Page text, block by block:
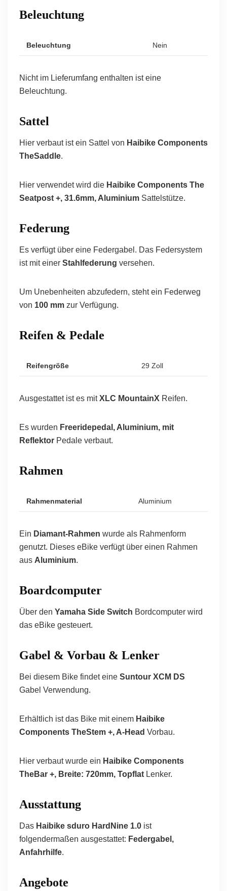
Beleuchtung
Beleuchtung Nein
Nicht im Lieferumfang enthalten ist eine
Beleuchtung.
Sattel
Hier verbaut ist ein Sattel von Haibike Components
TheSaddle.
Hier verwendet wird die Haibike Components The
Seatpost +, 31.6mm, AluminiumSattelstütze.
Federung
Es verfügt über eine Federgabel. Das Federsystem
ist mit einer Stahlfederung versehen.
Um Unebenheiten abzufedern, steht ein Federweg
von 100 mmzur Verfügung.
Reifen & Pedale
Reifengröße 29 Zoll
Ausgestattet ist es mitXLC MountainX Reifen.
Es wurden Freeridepedal, Aluminium, mit
ReflektorPedale verbaut.
Rahmen
Rahmenmaterial Aluminium
Ein Diamant-Rahmen wurde als Rahmenform
genutzt. Dieses eBike verfügt über einen Rahmen
aus Aluminium.
Boardcomputer
Über den Yamaha Side Switch Bordcomputer wird
das eBike gesteuert.
Gabel & Vorbau & Lenker
Bei diesem Bike findet eine Suntour XCM DS
Gabel Verwendung.
Erhältlich ist das Bike mit einem Haibike
Components TheStem +, A-Head Vorbau.
Hier verbaut wurde ein Haibike Components
TheBar +, Breite: 720mm, TopflatLenker.
Ausstattung
Das Haibike sduro HardNine 1.0ist
folgendermaßen ausgestattet: Federgabel,
Anfahrhilfe.
Angebote